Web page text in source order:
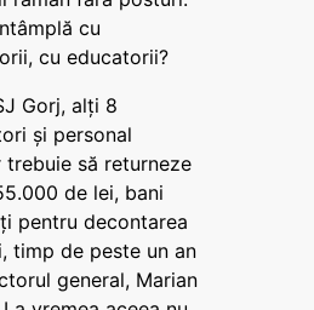
cu
cu educatorii?
Gorj, alți 8
și personal
trebuie să returneze
de lei, bani
pentru decontarea
timp de peste un an
general, Marian